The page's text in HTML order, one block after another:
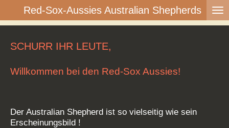
Hauptinhalt
Red-Sox-Aussies Australian Shepherds
SCHURR IHR LEUTE,
Willkommen bei den Red-Sox Aussies!
Der Australian Shepherd ist so vielseitig wie sein
Erscheinungsbild !